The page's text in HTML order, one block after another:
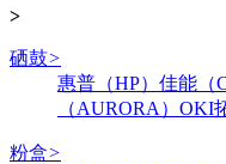
>
硒鼓>
惠普（HP） 佳能（
（AURORA） OKI
粉盒>